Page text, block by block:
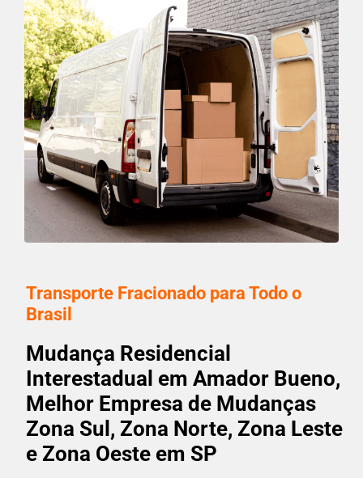
Transporte Fracionado para Todo o
Brasil
Mudança Residencial
Interestadual em Amador Bueno,
Melhor Empresa de Mudanças
Zona Sul, Zona Norte, Zona Leste
e Zona Oeste em SP